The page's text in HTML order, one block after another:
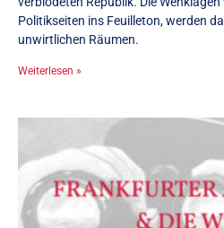
Politikseiten ins Feuilleton, werden
unwirtlichen Räumen.
Weiterlesen »